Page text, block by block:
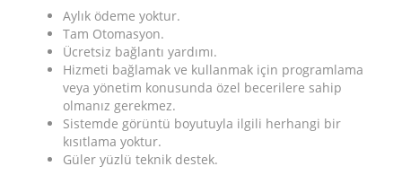
Aylık ödeme yoktur.
Tam Otomasyon.
Ücretsiz bağlantı yardımı.
Hizmeti bağlamak ve kullanmak için programlama
veya yönetim konusunda özel becerilere sahip
olmanız gerekmez.
Sistemde görüntü boyutuyla ilgili herhangi bir
kısıtlama yoktur.
Güler yüzlü teknik destek.